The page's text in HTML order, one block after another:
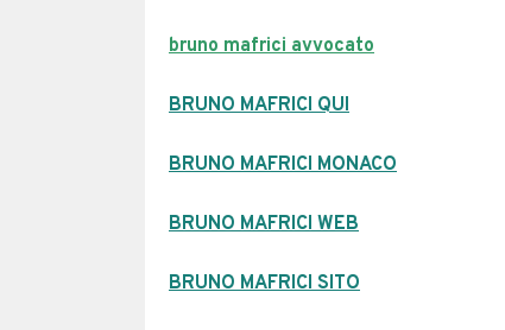
bruno mafrici avvocato
BRUNO MAFRICI QUI
BRUNO MAFRICI MONACO
BRUNO MAFRICI WEB
BRUNO MAFRICI SITO